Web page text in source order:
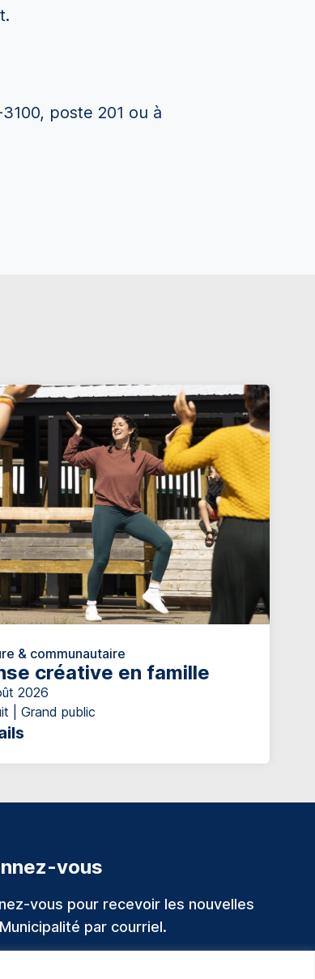
poste 201 ou à
& communautaire
créative en famille
2026
| Grand public
vous
vous pour recevoir les nouvelles
par courriel.